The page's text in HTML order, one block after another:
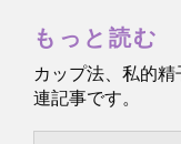
もっと読む
カップ法、私的
連記事です。